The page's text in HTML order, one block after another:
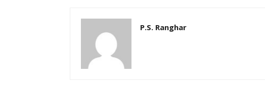
P.S. Ranghar